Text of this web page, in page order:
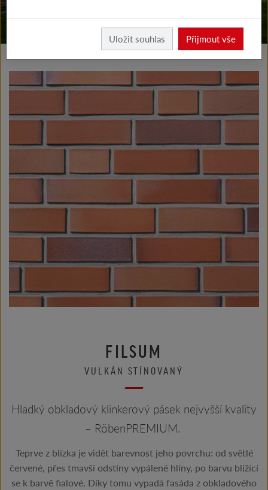
Vyrobky fasáda Klinkerové a lícové pásky typ I
FILSUM
VULKÁN STÍNOVANÝ
Hladký obkladový klinkerový pásek nejvyšší kvality
– RöbenPREMIUM.
Teprve z blízka je vidět barevnost jeho povrchu: od světlé
červené, přes tmavší odstíny vypálené hlíny, po barvu blížící
se k barvě fialové. Díky tomu vypadá fasáda z obkladového
Uložit souhlas Přijmout vše